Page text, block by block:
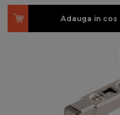
Adauga in cos